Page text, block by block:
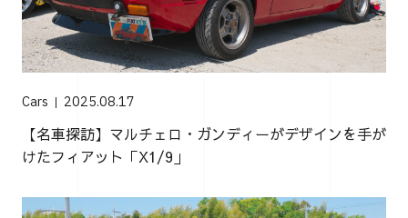
Cars 2025.08.17
【名車探訪】マルチェロ・ガンディーがデザインを手が
けたフィアット「X1/9」